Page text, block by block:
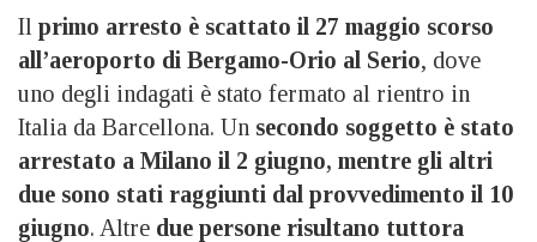
Il primo arresto è scattato il 27 maggio scorso
all’aeroporto di Bergamo-Orio al Serio, dove
uno degli indagati è stato fermato al rientro in
Italia da Barcellona. Un secondo soggetto è stato
arrestato a Milano il 2 giugno, mentre gli altri
due sono stati raggiunti dal provvedimento il 10
giugno. Altre due persone risultano tuttora